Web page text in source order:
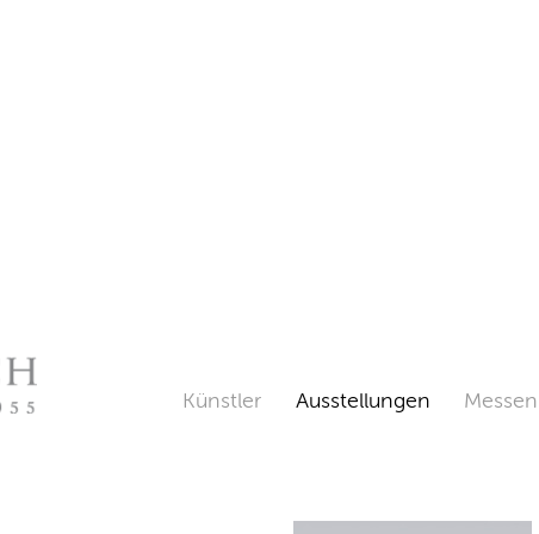
Künstler Ausstellungen Messen